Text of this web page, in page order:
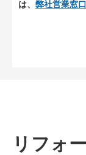
は、 弊社営業窓口
リフォ